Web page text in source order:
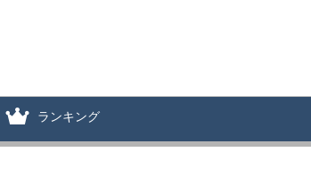
ランキング